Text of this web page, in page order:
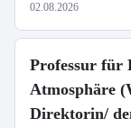
02.08.2026
Professur für
Atmosphäre
Direktorin/